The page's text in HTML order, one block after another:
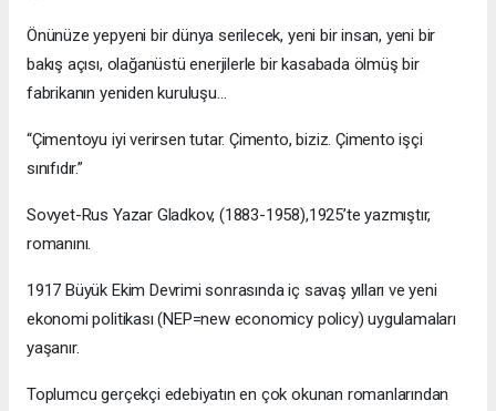
Önünüze yepyeni bir dünya serilecek, yeni bir insan, yeni bir
bakış açısı, olağanüstü enerjilerle bir kasabada ölmüş bir
fabrikanın yeniden kuruluşu…
“Çimentoyu iyi verirsen tutar. Çimento, biziz. Çimento işçi
sınıfıdır.”
Sovyet-Rus Yazar Gladkov, (1883-1958),1925’te yazmıştır,
romanını.
1917 Büyük Ekim Devrimi sonrasında iç savaş yılları ve yeni
ekonomi politikası (NEP=new economicy policy) uygulamaları
yaşanır.
Toplumcu gerçekçi edebiyatın en çok okunan romanlarından